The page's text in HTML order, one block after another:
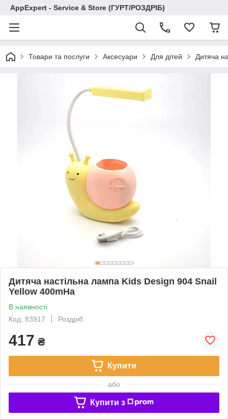
AppExpert - Service & Store (ГУРТ/РОЗДРІБ)
Товари та послуги Аксесуари Для дітей Дитяча
Дитяча настільна лампа Kids Design 904 Snail
Yellow 400mHa
В наявності
Код: 83917
Роздріб
417 ₴
Купити
або
Купити з